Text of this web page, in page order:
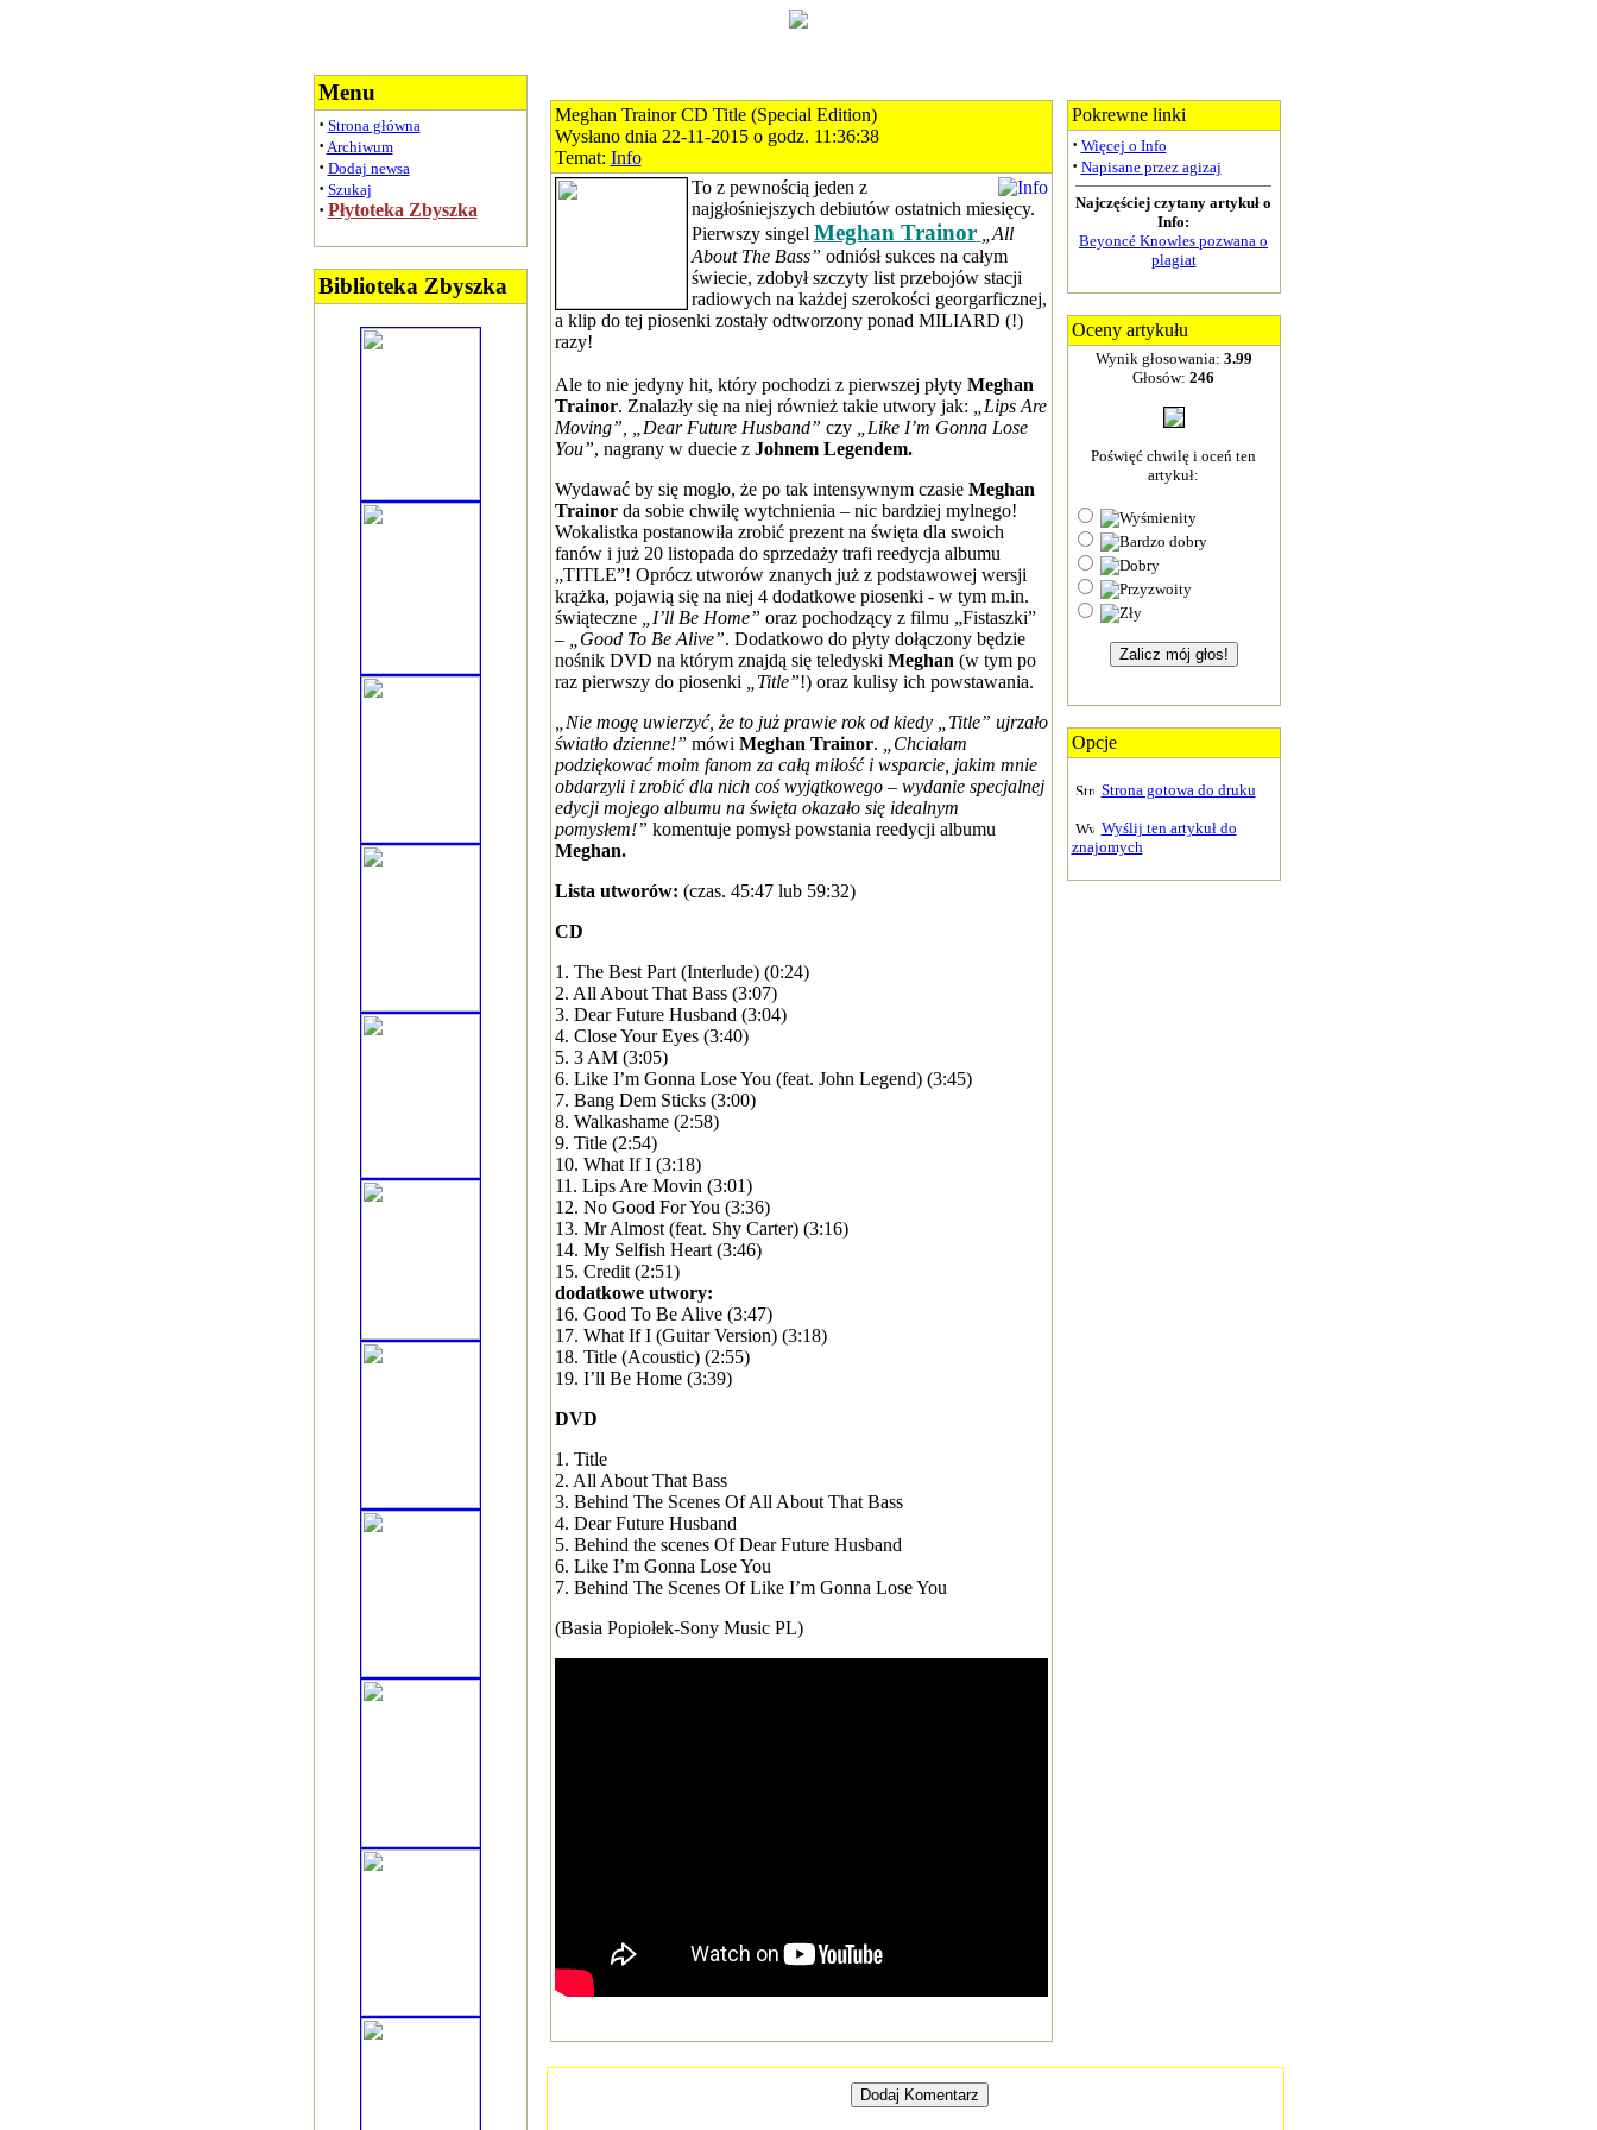
Menu
· Strona główna
· Archiwum
· Dodaj newsa
· Szukaj
· Płytoteka Zbyszka
Biblioteka Zbyszka
Meghan Trainor CD Title (Special Edition)
Wysłano dnia 22-11-2015 o godz. 11:36:38
Temat: Info
To z pewnością jeden z
najgłośniejszych debiutów ostatnich miesięcy.
Pierwszy singel Meghan Trainor
„All
About The Bass” odniósł sukces na całym
świecie, zdobył szczyty list przebojów stacji
radiowych na każdej szerokości georgarficznej,
a klip do tej piosenki zostały odtworzony ponad MILIARD (!)
razy!
Ale to nie jedyny hit, który pochodzi z pierwszej płyty Meghan
Trainor. Znalazły się na niej również takie utwory jak:
„Lips Are
Moving”, „Dear Future Husband” czy
„Like I’m Gonna Lose
You”, nagrany w duecie z Johnem Legendem.
Wydawać by się mogło, że po tak intensywnym czasie Meghan
Trainorda sobie chwilę wytchnienia – nic bardziej mylnego!
Wokalistka postanowiła zrobić prezent na święta dla swoich
fanów i już 20 listopada do sprzedaży trafi reedycja albumu
„TITLE”! Oprócz utworów znanych już z podstawowej wersji
krążka, pojawią się na niej 4 dodatkowe piosenki - w tym m.in.
świąteczne
„I’ll Be Home” oraz pochodzący z filmu „Fistaszki”
–
„Good To Be Alive”. Dodatkowo do płyty dołączony będzie
nośnik DVD na którym znajdą się teledyski Meghan (w tym po
raz pierwszy do piosenki
„Title”!) oraz kulisy ich powstawania.
„Nie mogę uwierzyć, że to już prawie rok od kiedy „Title” ujrzało
światło dzienne!” mówi Meghan Trainor.
„Chciałam
podziękować moim fanom za całą miłość i wsparcie, jakim mnie
obdarzyli i zrobić dla nich coś wyjątkowego – wydanie specjalnej
edycji mojego albumu na święta okazało się idealnym
pomysłem!” komentuje pomysł powstania reedycji albumu
Meghan.
Lista utworów: (czas. 45:47 lub 59:32)
CD
1. The Best Part (Interlude) (0:24)
2. All About That Bass (3:07)
3. Dear Future Husband (3:04)
4. Close Your Eyes (3:40)
5. 3 AM (3:05)
6. Like I’m Gonna Lose You (feat. John Legend) (3:45)
7. Bang Dem Sticks (3:00)
8. Walkashame (2:58)
9. Title (2:54)
10. What If I (3:18)
11. Lips Are Movin (3:01)
12. No Good For You (3:36)
13. Mr Almost (feat. Shy Carter) (3:16)
14. My Selfish Heart (3:46)
15. Credit (2:51)
dodatkowe utwory:
16. Good To Be Alive (3:47)
17. What If I (Guitar Version) (3:18)
18. Title (Acoustic) (2:55)
19. I’ll Be Home (3:39)
DVD
1. Title
2. All About That Bass
3. Behind The Scenes Of All About That Bass
4. Dear Future Husband
5. Behind the scenes Of Dear Future Husband
6. Like I’m Gonna Lose You
7. Behind The Scenes Of Like I’m Gonna Lose You
(Basia Popiołek-Sony Music PL)
Pokrewne linki
· Więcej o Info
· Napisane przez agizaj
Najczęściej czytany artykuł o
Info:
Beyoncé Knowles pozwana o
plagiat
Oceny artykułu
Wynik głosowania: 3.99
Głosów: 246
Poświęć chwilę i oceń ten
artykuł:
Opcje
Strona gotowa do druku
Wyślij ten artykuł do
znajomych